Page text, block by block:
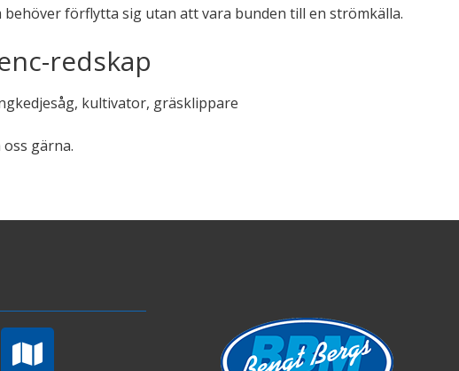
förflytta sig utan att vara bunden till en strömkälla.
redskap
kultivator, gräsklippare
gärna.